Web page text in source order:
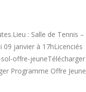
: Salle de Tennis –
09 janvier à 17hLicenciés
offre-jeuneTélécharger
Programme Offre Jeune